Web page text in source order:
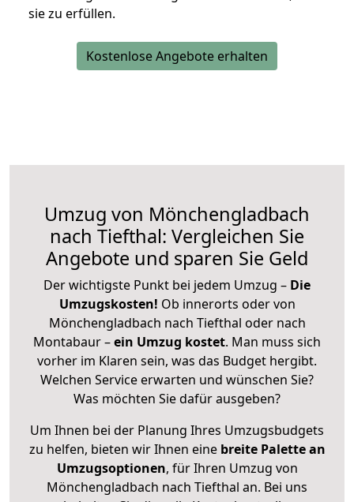
sie zu erfüllen.
Kostenlose Angebote erhalten
Umzug von Mönchengladbach
nach Tiefthal: Vergleichen Sie
Angebote und sparen Sie Geld
Der wichtigste Punkt bei jedem Umzug – Die
Umzugskosten! Ob innerorts oder von
Mönchengladbach nach Tiefthal oder nach
Montabaur –ein Umzug kostet. Man muss sich
vorher im Klaren sein, was das Budget hergibt.
Welchen Service erwarten und wünschen Sie?
Was möchten Sie dafür ausgeben?
Um Ihnen bei der Planung Ihres Umzugsbudgets
zu helfen, bieten wir Ihnen eine breite Palette an
Umzugsoptionen, für Ihren Umzug von
Mönchengladbach nach Tiefthal an. Bei uns